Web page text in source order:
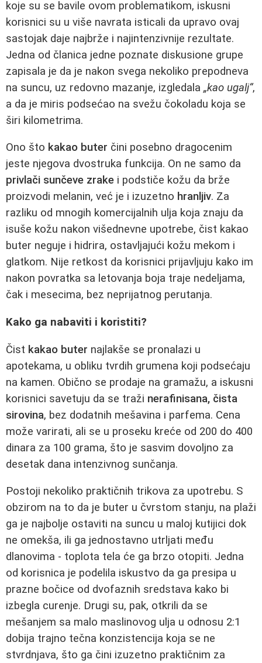
koje su se bavile ovom problematikom, iskusni
korisnici su u više navrata isticali da upravo ovaj
sastojak daje najbrže i najintenzivnije rezultate.
Jedna od članica jedne poznate diskusione grupe
zapisala je da je nakon svega nekoliko prepodneva
na suncu, uz redovno mazanje, izgledala „kao ugalj“,
a da je miris podsećao na svežu čokoladu koja se
širi kilometrima.
Ono što kakao buter čini posebno dragocenim
jeste njegova dvostruka funkcija. On ne samo da
privlači sunčeve zrake i podstiče kožu da brže
proizvodi melanin, već je i izuzetno hranljiv. Za
razliku od mnogih komercijalnih ulja koja znaju da
isuše kožu nakon višednevne upotrebe, čist kakao
buter neguje i hidrira, ostavljajući kožu mekom i
glatkom. Nije retkost da korisnici prijavljuju kako im
nakon povratka sa letovanja boja traje nedeljama,
čak i mesecima, bez neprijatnog perutanja.
Kako ga nabaviti i koristiti?
Čist kakao buter najlakše se pronalazi u
apotekama, u obliku tvrdih grumena koji podsećaju
na kamen. Obično se prodaje na gramažu, a iskusni
korisnici savetuju da se traži nerafinisana, čista
sirovina, bez dodatnih mešavina i parfema. Cena
može varirati, ali se u proseku kreće od 200 do 400
dinara za 100 grama, što je sasvim dovoljno za
desetak dana intenzivnog sunčanja.
Postoji nekoliko praktičnih trikova za upotrebu. S
obzirom na to da je buter u čvrstom stanju, na plaži
ga je najbolje ostaviti na suncu u maloj kutijici dok
ne omekša, ili ga jednostavno utrljati među
dlanovima - toplota tela će ga brzo otopiti. Jedna
od korisnica je podelila iskustvo da ga presipa u
prazne bočice od dvofaznih sredstava kako bi
izbegla curenje. Drugi su, pak, otkrili da se
mešanjem sa malo maslinovog ulja u odnosu 2:1
dobija trajno tečna konzistencija koja se ne
stvrdnjava, što ga čini izuzetno praktičnim za